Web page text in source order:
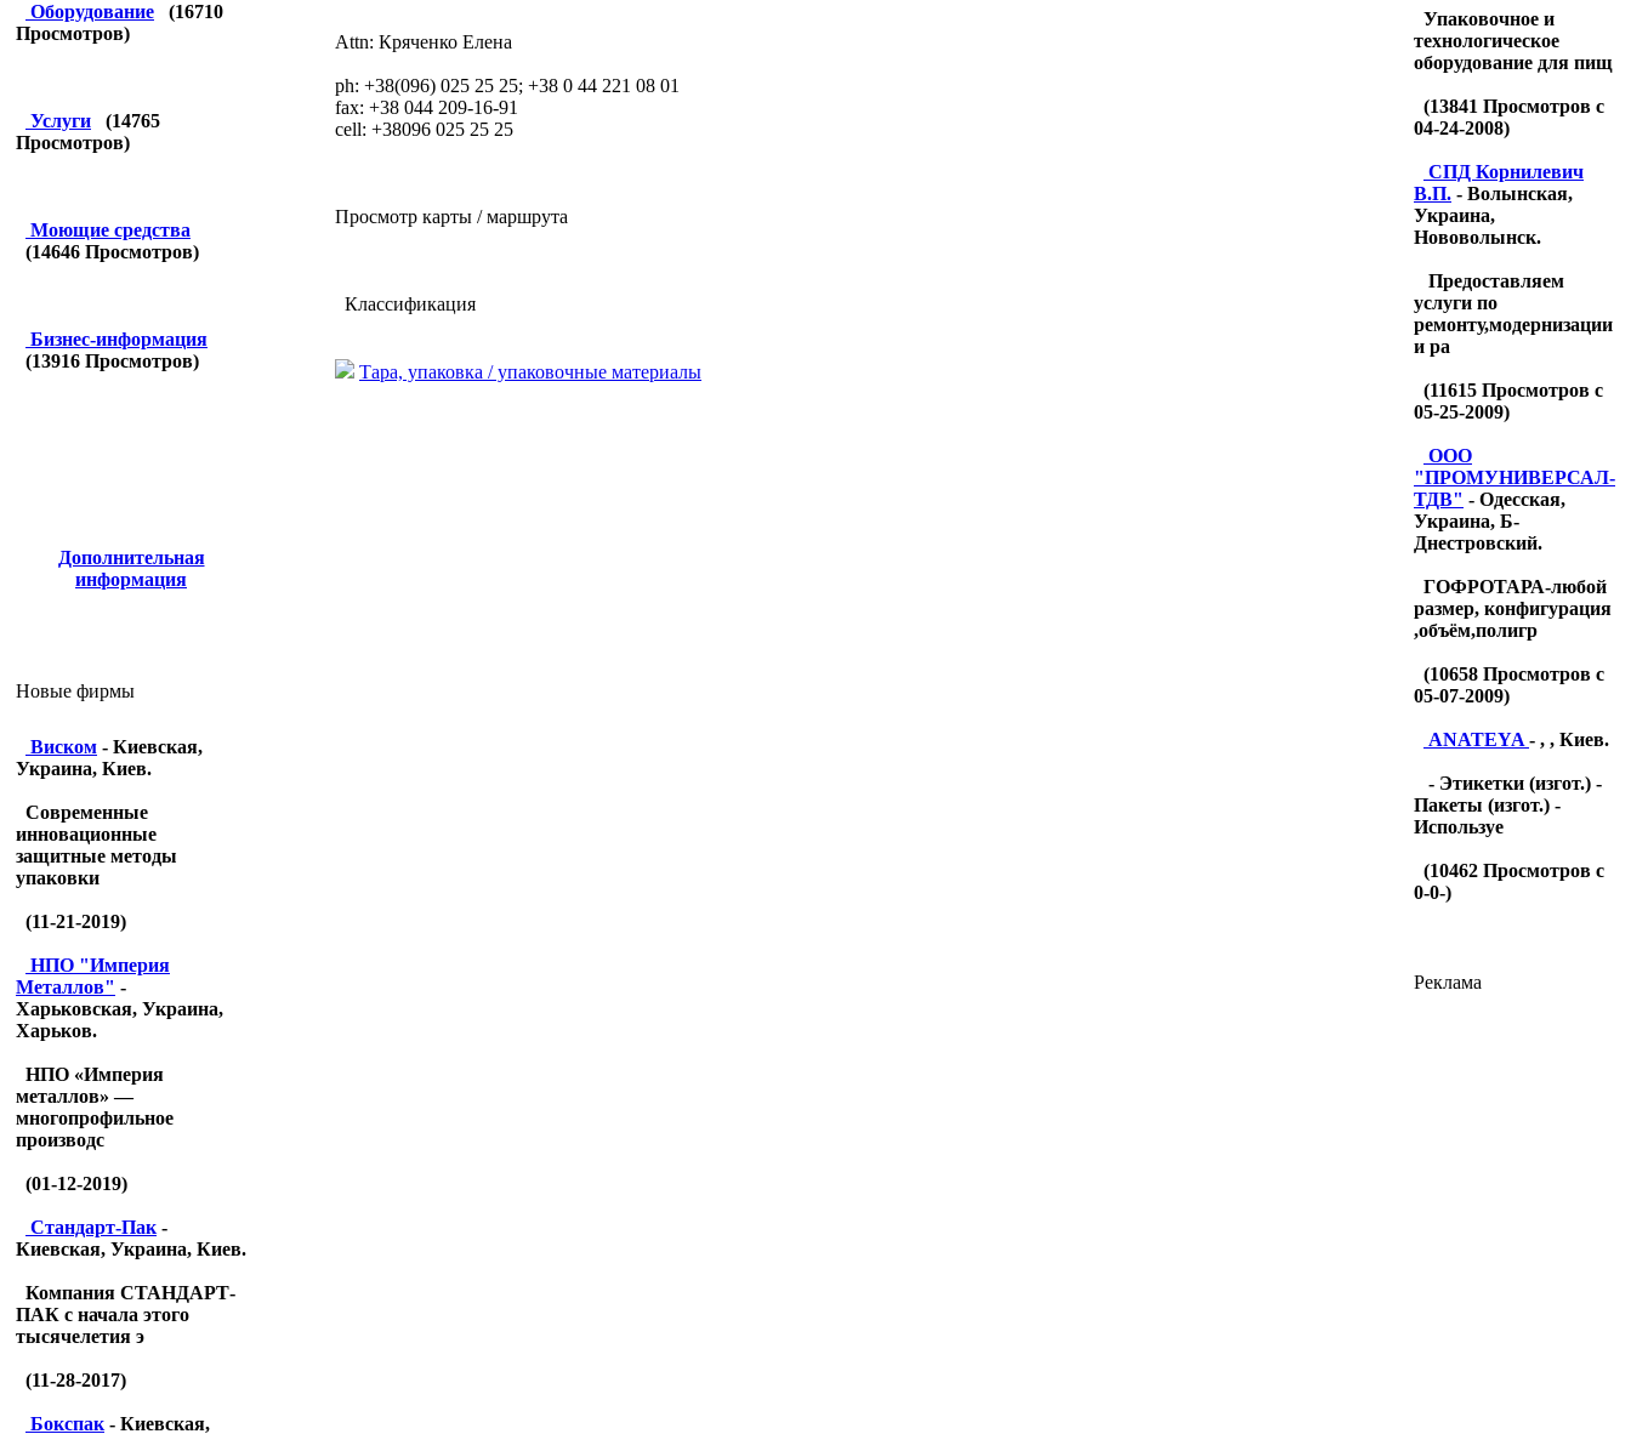
Оборудование (16710
Просмотров)
Услуги (14765
Просмотров)
Моющие средства
(14646 Просмотров)
Бизнес-информация
(13916 Просмотров)
Дополнительная
информация
Новые фирмы
Виском - Киевская,
Украина, Киев.
Современные
инновационные
защитные методы
упаковки
(11-21-2019)
НПО "Империя
Металлов" -
Харьковская, Украина,
Харьков.
НПО «Империя
металлов» —
многопрофильное
производс
(01-12-2019)
Стандарт-Пак -
Киевская, Украина, Киев.
Компания СТАНДАРТ-
ПАК с начала этого
тысячелетия э
(11-28-2017)
Бокспак - Киевская,
Attn: Кряченко Елена
ph: +38(096) 025 25 25; +38 0 44 221 08 01
fax: +38 044 209-16-91
cell: +38096 025 25 25
Просмотр карты / маршрута
Классификация
Тара, упаковка / упаковочные материалы
Упаковочное и
технологическое
оборудование для пищ
(13841 Просмотров с
04-24-2008)
CПД Корнилевич
В.П. - Волынская,
Украина,
Нововолынск.
Предоставляем
услуги по
ремонту,модернизации
и ра
(11615 Просмотров с
05-25-2009)
OOO
"ПРОМУНИВЕРСАЛ-
ТДB" - Одесская,
Украина, Б-
Днестровский.
ГОФРОТАРА-любой
размер, конфигурация
,объём,полигр
(10658 Просмотров с
05-07-2009)
ANATEYA - , , Киев.
- Этикетки (изгот.) -
Пакеты (изгот.) -
Используе
(10462 Просмотров с
0-0-)
Реклама